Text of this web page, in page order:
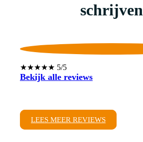
schrijven
★★★★★ 5/5
Bekijk alle reviews
LEES MEER REVIEWS